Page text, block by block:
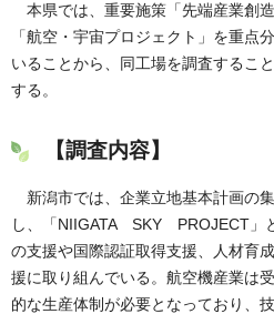
本県では、重要施策「先端産業創
「航空・宇宙プロジェクト」を重点
いることから、同工場を調査するこ
する。
【調査内容】
新潟市では、企業立地基本計画の
し、「NIIGATA SKY PROJECT」
の支援や国際認証取得支援、人材育
援に取り組んでいる。航空機産業は
的な生産体制が必要となっており、